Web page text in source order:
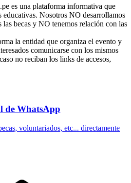
es una plataforma informativa que
educativas. Nosotros NO desarrollamos
becas y NO tenemos relación con las
la entidad que organiza el evento y
comunicarse con los mismos
no reciban los links de accesos,
de WhatsApp
voluntariados, etc... directamente